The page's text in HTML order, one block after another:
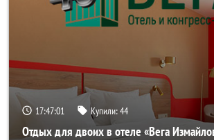
17:46:57 Купили:44
Отдых для двоих в отеле «Вега